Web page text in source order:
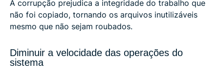
A corrupção prejudica a integridade do trabalho que
não foi copiado, tornando os arquivos inutilizáveis ​​
mesmo que não sejam roubados.
Diminuir a velocidade das operações do
sistema